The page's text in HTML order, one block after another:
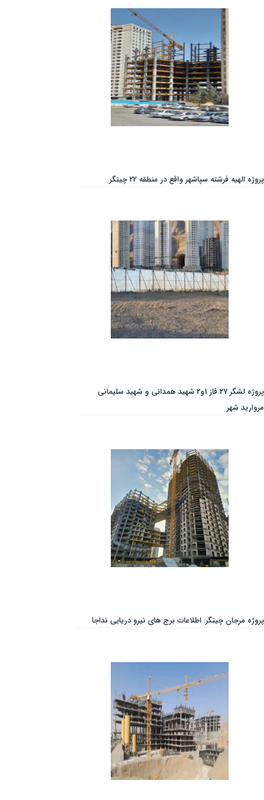
پروژه الهیه فرشته سپاشهر واقع در منطقه 22 چیتگر
پروژه لشگر 27 فاز 1و2 شهید همدانی و شهید سلیمانی
مروارید شهر
پروژه مرجان چیتگر: اطلاعات برج های نیرو دریایی نداجا